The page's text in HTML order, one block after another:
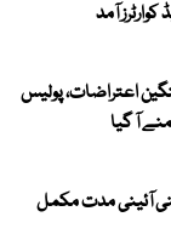
کوارٹرز آمد
اعتراضات، پولیس
آ گیا
آئینی مدت مکمل